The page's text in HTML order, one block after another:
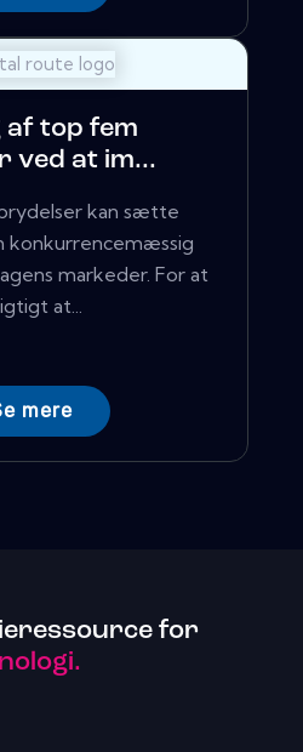
top fem
ved at im...
kan sætte
konkurrencemæssig
markeder. For at
at...
mere
for